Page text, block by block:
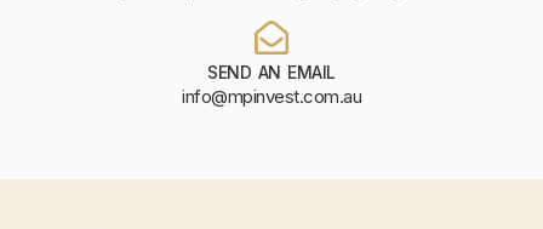
SEND AN EMAIL
info@mpinvest.com.au